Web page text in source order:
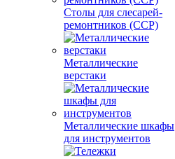
Столы для слесарей-
ремонтников (ССР)
Металлические
верстаки
Металлические шкафы
для инструментов